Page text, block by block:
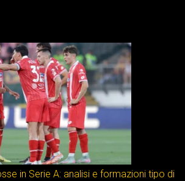
in Serie A: analisi e formazioni tipo di